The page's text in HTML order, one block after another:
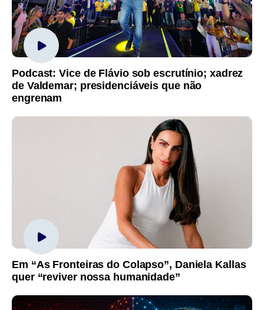
Podcast: Vice de Flávio sob escrutínio; xadrez
de Valdemar; presidenciáveis que não
engrenam
Em “As Fronteiras do Colapso”, Daniela Kallas
quer “reviver nossa humanidade”